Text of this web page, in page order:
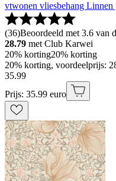
vtwonen vliesbehang Linnen
(36)Beoordeeld met 3.6 van
28.79 met Club Karwei
20% korting20% korting
20% korting, voordeelprijs:
35.99
Prijs: 35.99 euro